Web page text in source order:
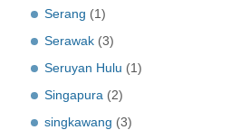
Serang (1)
Serawak (3)
Seruyan Hulu (1)
Singapura (2)
singkawang (3)